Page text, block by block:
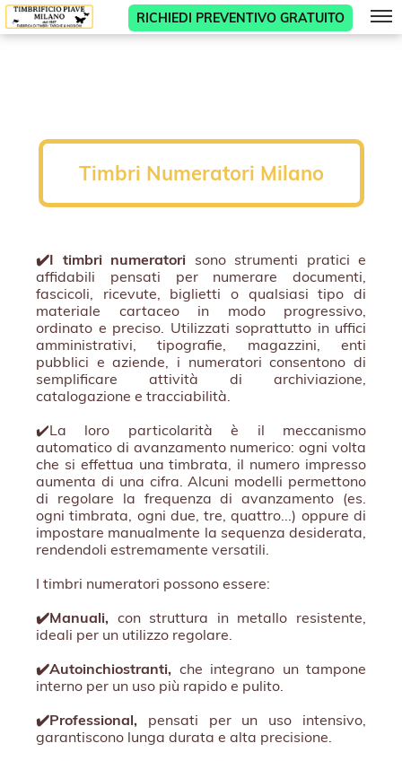
RICHIEDI PREVENTIVO GRATUITO
Timbri Numeratori Milano
✔️I timbri numeratori sono strumenti pratici e
affidabili pensati per numerare documenti,
fascicoli, ricevute, biglietti o qualsiasi tipo di
materiale cartaceo in modo progressivo,
ordinato e preciso. Utilizzati soprattutto in uffici
amministrativi, tipografie, magazzini, enti
pubblici e aziende, i numeratori consentono di
semplificare attività di archiviazione,
catalogazione e tracciabilità.
✔️La loro particolarità è il meccanismo
automatico di avanzamento numerico: ogni volta
che si effettua una timbrata, il numero impresso
aumenta di una cifra. Alcuni modelli permettono
di regolare la frequenza di avanzamento (es.
ogni timbrata, ogni due, tre, quattro...) oppure di
impostare manualmente la sequenza desiderata,
rendendoli estremamente versatili.
I timbri numeratori possono essere:
✔️Manuali, con struttura in metallo resistente,
ideali per un utilizzo regolare.
✔️Autoinchiostranti, che integrano un tampone
interno per un uso più rapido e pulito.
✔️Professional, pensati per un uso intensivo,
garantiscono lunga durata e alta precisione.